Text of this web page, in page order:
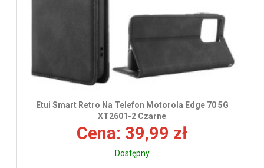
Etui Smart Retro Na Telefon Motorola Edge 70 5G
XT2601-2 Czarne
Cena: 39,99 zł
Dostępny